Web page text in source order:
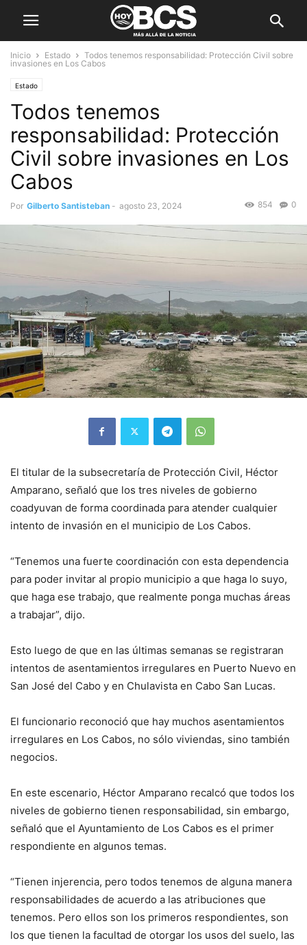
Inicio Estado
Todos tenemos responsabilidad: Protección Civil sobre
invasiones en Los Cabos
Estado
Todos tenemos
responsabilidad: Protección
Civil sobre invasiones en Los
Cabos
Por Gilberto Santisteban - agosto 23, 2024 0
854
El titular de la subsecretaría de Protección Civil, Héctor
Amparano, señaló que los tres niveles de gobierno
coadyuvan de forma coordinada para atender cualquier
intento de invasión en el municipio de Los Cabos.
“Tenemos una fuerte coordinación con esta dependencia
para poder invitar al propio municipio a que haga lo suyo,
que haga ese trabajo, que realmente ponga muchas áreas
a trabajar”, dijo.
Esto luego de que en las últimas semanas se registraran
intentos de asentamientos irregulares en Puerto Nuevo en
San José del Cabo y en Chulavista en Cabo San Lucas.
El funcionario reconoció que hay muchos asentamientos
irregulares en Los Cabos, no sólo viviendas, sino también
negocios.
En este escenario, Héctor Amparano recalcó que todos los
niveles de gobierno tienen responsabilidad, sin embargo,
señaló que el Ayuntamiento de Los Cabos es el primer
respondiente en algunos temas.
“Tienen injerencia, pero todos tenemos de alguna manera
responsabilidades de acuerdo a las atribuciones que
tenemos. Pero ellos son los primeros respondientes, son
los que tienen la facultad de otorgar los usos del suelo, las